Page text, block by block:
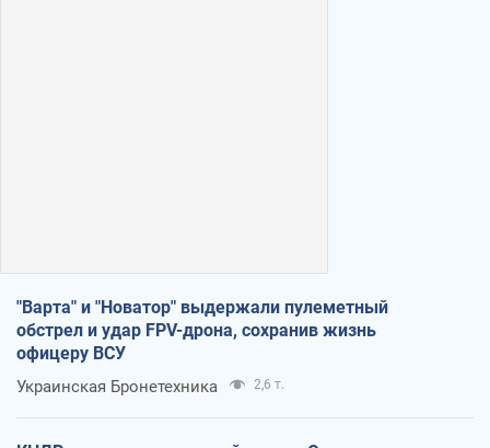
"Варта" и "Новатор" выдержали пулеметный
обстрел и удар FPV-дрона, сохранив жизнь
офицеру ВСУ
Украинская Бронетехника 2,6 т.